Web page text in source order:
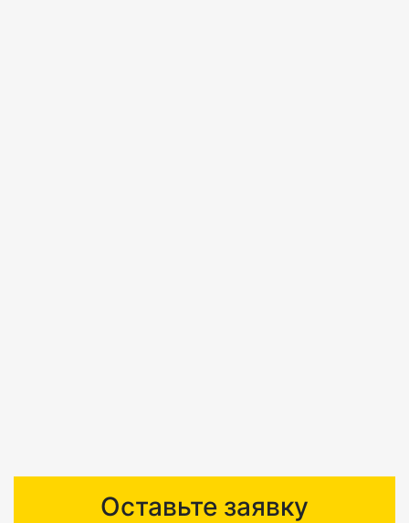
Оставьте заявку